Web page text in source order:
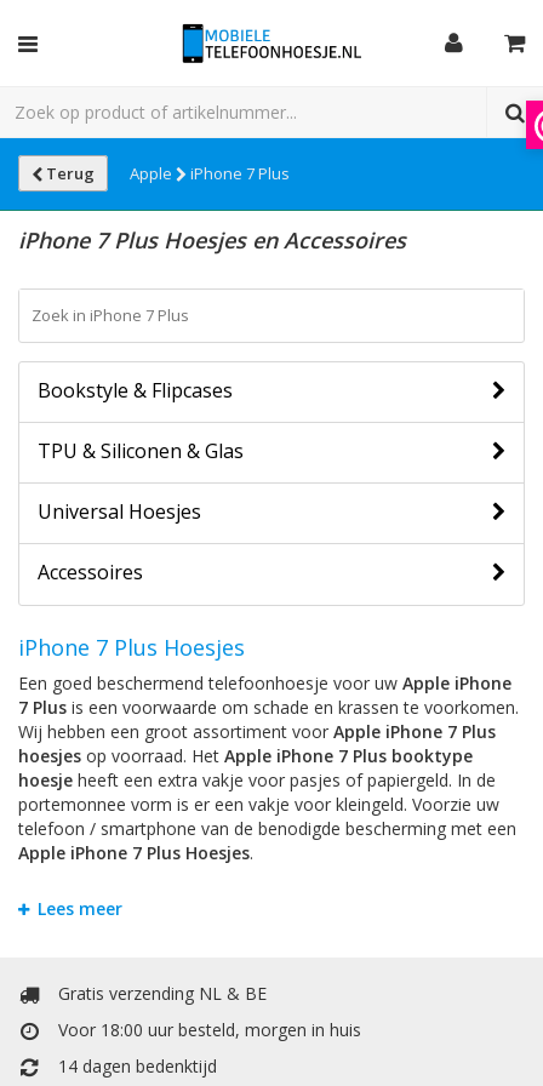
Terug Apple iPhone 7 Plus
iPhone 7 Plus Hoesjes en Accessoires
Bookstyle & Flipcases
TPU & Siliconen & Glas
Universal Hoesjes
Accessoires
iPhone 7 Plus Hoesjes
Een goed beschermend telefoonhoesje voor uw Apple iPhone
7 Plus is een voorwaarde om schade en krassen te voorkomen.
Wij hebben een groot assortiment voor Apple iPhone 7 Plus
hoesjes op voorraad. Het Apple iPhone 7 Plus booktype
hoesje heeft een extra vakje voor pasjes of papiergeld. In de
portemonnee vorm is er een vakje voor kleingeld. Voorzie uw
telefoon / smartphone van de benodigde bescherming met een
Apple iPhone 7 Plus Hoesjes.
Het
Apple iPhone 7 Plus booktype hoesje
vakje voor pasjes of papiergeld. Het booktype wallet case
hoesje heeft een extra vakje voor pasjes of papiergeld. In de
portemonnee / boek vorm is er een vakje voor kleingeld.
Lees meer
Gratis verzending NL & BE
Voor 18:00 uur besteld, morgen in huis
14 dagen bedenktijd